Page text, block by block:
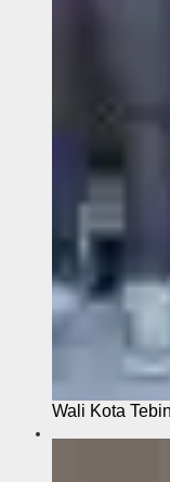
Wali Kota